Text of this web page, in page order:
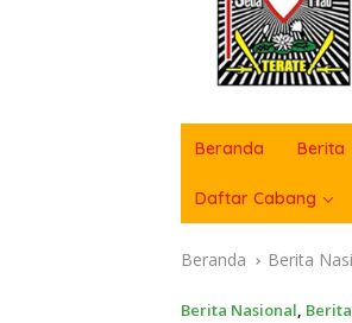
Beranda Berita
Daftar Cabang
Beranda Berita
Berita Nasional,